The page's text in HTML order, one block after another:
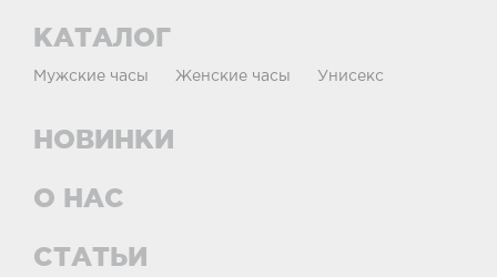
КАТАЛОГ
Мужские часы Женские часы Унисекс
НОВИНКИ
О НАС
СТАТЬИ